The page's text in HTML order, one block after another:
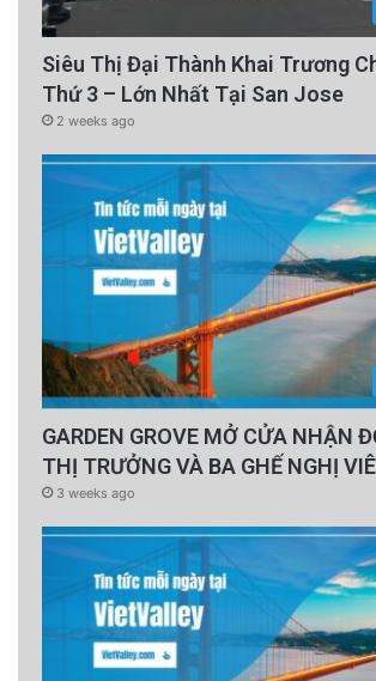
Siêu Thị Đại Thành Khai Trương
Thứ 3 – Lớn Nhất Tại San Jose
2 weeks ago
GARDEN GROVE MỞ CỬA NHẬN
THỊ TRƯỞNG VÀ BA GHẾ NGHỊ
3 weeks ago